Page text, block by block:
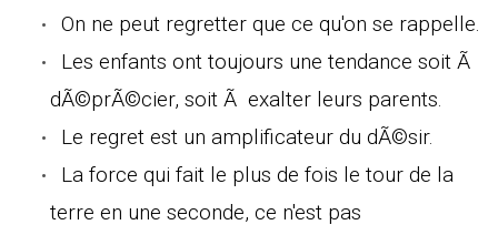
On ne peut regretter que ce qu'on se rappelle.
Les enfants ont toujours une tendance soit Ã
dÃ©prÃ©cier, soit Ã exalter leurs parents.
Le regret est un amplificateur du dÃ©sir.
La force qui fait le plus de fois le tour de la
terre en une seconde, ce n'est pas